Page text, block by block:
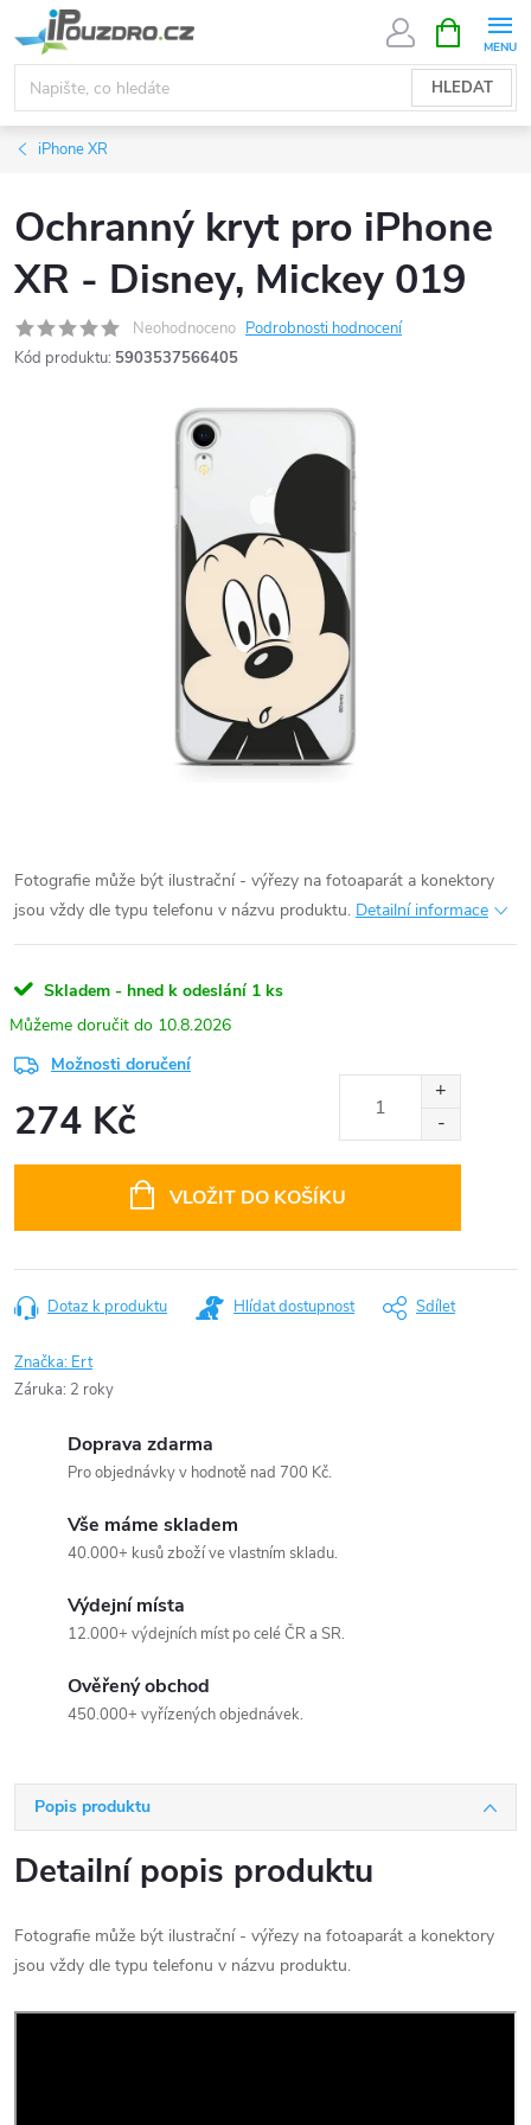
na
obsah
HLEDAT
NÁKUPNÍ
KOŠÍK
iPhone XR
Ochranný kryt pro iPhone
XR - Disney, Mickey 019
Neohodnoceno Podrobnosti hodnocení
Kód produktu: 5903537566405
Fotografie může být ilustrační - výřezy na fotoaparát a konektory
jsou vždy dle typu telefonu v názvu produktu. Detailní informace
Skladem - hned k odeslání 1 ks
10.8.2026
Možnosti doručení
274 Kč
VLOŽIT DO KOŠÍKU
Dotaz k produktu Hlídat dostupnost Sdílet
Značka: Ert
Záruka: 2 roky
Doprava zdarma
Pro objednávky v hodnotě nad 700 Kč.
Vše máme skladem
40.000+ kusů zboží ve vlastním skladu.
Výdejní místa
12.000+ výdejních míst po celé ČR a SR.
Ověřený obchod
450.000+ vyřízených objednávek.
Popis produktu
Detailní popis produktu
Fotografie může být ilustrační - výřezy na fotoaparát a konektory
jsou vždy dle typu telefonu v názvu produktu.